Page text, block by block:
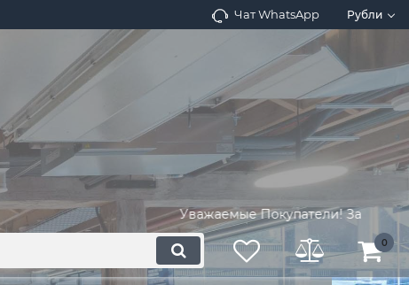
Чат WhatsApp Рубли
Уважаемые Покупатели! Запросите
0